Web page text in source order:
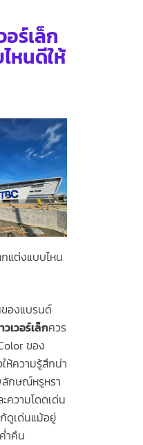
อร์เล็ก
หนดีให้
แต่งแบบไหน
องแบรนด์
เวอร์เล็กควร
ของ
ห้ความรู้สึกน่า
ลักษณ์หรูหรา
ความโดดเด่น
ดูเด่นแม้อยู่
ำคืน